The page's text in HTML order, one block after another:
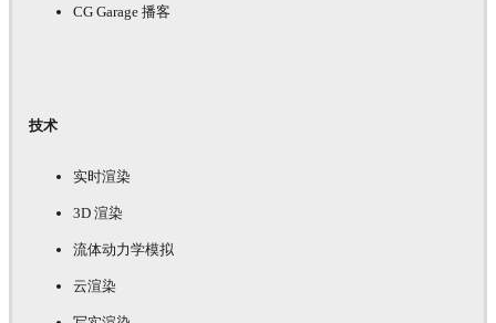
CG Garage 播客
技术
实时渲染
3D 渲染
流体动力学模拟
云渲染